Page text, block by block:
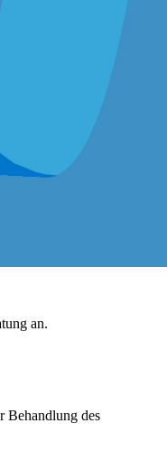
an.
Behandlung des